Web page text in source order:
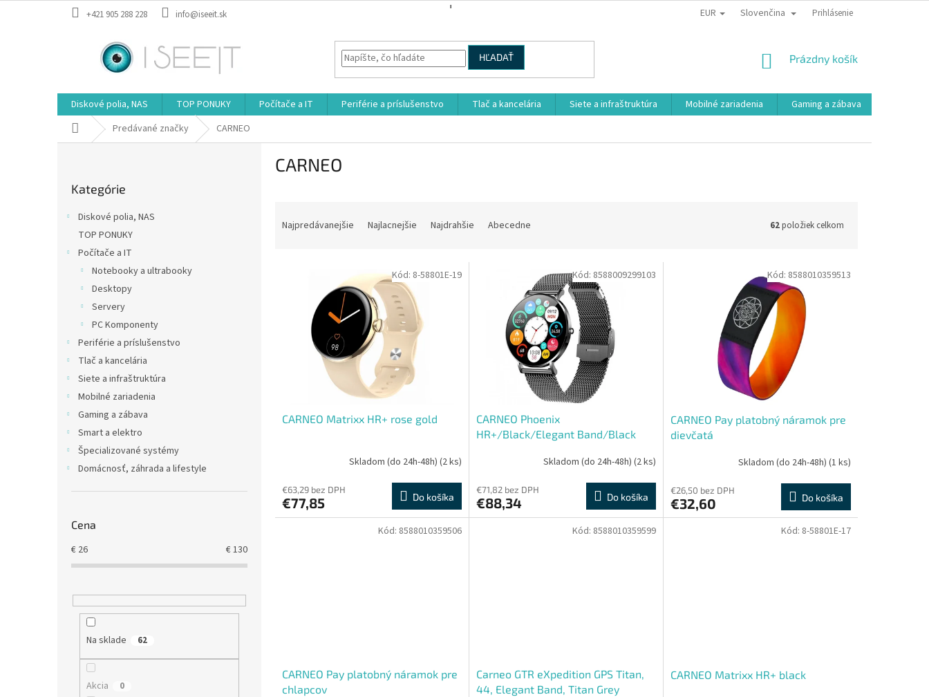
+421 905 288 228 info@iseeit.sk EUR Slovenčina Prihlásenie
HĽADAŤ
NÁKUPNÝ
Prázdny košík
Diskové polia, NAS TOP PONUKY Počítače a IT Periférie a príslušenstvo Tlač a kancelária Siete a infraštruktúra Mobilné zariadenia Gaming a zábava
DomovPredávané značky CARNEO
kategórie
Kategórie
Diskové polia, NAS
TOP PONUKY
Počítače a IT
Notebooky a ultrabooky
Desktopy
Servery
PC Komponenty
Periférie a príslušenstvo
Tlač a kancelária
Siete a infraštruktúra
Mobilné zariadenia
Gaming a zábava
Smart a elektro
Špecializované systémy
Domácnosť, záhrada a lifestyle
Cena
€ 26 €130
Na sklade 62
Akcia 0
CARNEO
Najpredávanejšie Najlacnejšie Najdrahšie Abecedne 62položiek celkom
CARNEO Matrixx HR+ rose gold
Skladom (do 24h-48h) (2 ks)
€63,29 bez DPH
€77,85 Do košíka
Kód: 8-58801E-19
CARNEO Phoenix
HR+/Black/Elegant Band/Black
Skladom (do 24h-48h) (2 ks)
€71,82 bez DPH
€88,34 Do košíka
Kód: 8588009299103
CARNEO Pay platobný náramok pre
dievčatá
Skladom (do 24h-48h) (1 ks)
€26,50 bez DPH
€32,60 Do košíka
Kód: 8588010359513
CARNEO Pay platobný náramok pre
chlapcov
Kód: 8588010359506
Carneo GTR eXpedition GPS Titan,
44, Elegant Band, Titan Grey
Kód: 8588010359599
CARNEO Matrixx HR+ black
Kód: 8-58801E-17